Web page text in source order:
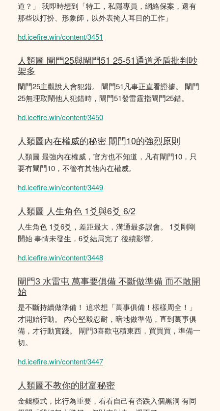
道？」 我即時想到「特工，私隱專員，網絡保案，還有
那些以打扮、形象師，以外表掩人耳目的工作」
hd.icefire.win/content/3451
人類圖 閘門25與閘門51 25-51通道矛盾批判吵
架多
閘門25主觀說人會犯錯。 閘門51凡事正直看證據。 閘門
25無理取鬧他人犯錯時，閘門51發雷霆指閘門25錯。
hd.icefire.win/content/3450
人類圖內在權威的秘密 閘門10的強烈原則
人類圖 最強內在權威，官方也不知道，凡有閘門10，只
要有閘門10，不管有其他內在權威。
hd.icefire.win/content/3449
人類圖 人生角色 1爻與6爻 6/2
人生角色 1爻6爻，差距最大，溝通最多誤會。 1爻剛剛
開始 事情未發生，6爻結局完了 後續影響。
hd.icefire.win/content/3448
閘門3 水雷屯 萬事要俱備 不斷做準備 而不敢開
始
是不斷持續做準備！ 追求想「萬事俱備！樣樣周全！」
才開始行動。 內心堅毅忍耐，暗地做準備，直到萬事俱
備，才行動實踐。 閘門3喜歡屯積東西，買買買，準備一
切。
hd.icefire.win/content/3447
人類圖不教你的財富秘密
金錢模式，比行為重要，看看自己有否跌入個黑洞 有同